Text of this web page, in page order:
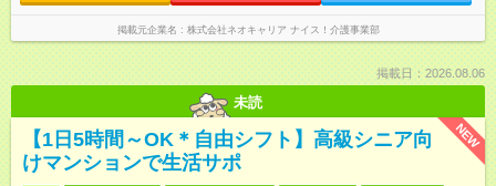
掲載元企業名 株式会社ネオキャリア ナイス！介護事業部
掲載日：2026.08.06
未読
NEW
【1日5時間～OK＊自由シフト】高級シニア向
けマンションで生活サポ